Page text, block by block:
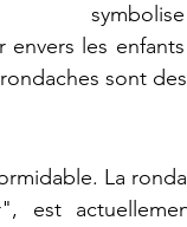
envers les
sont
La
est